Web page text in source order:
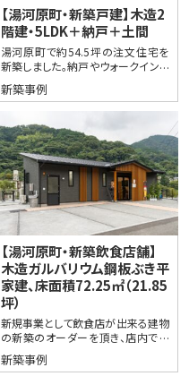
【湯河原町・新築戸建】木造2
階建・5LDK＋納戸＋土間
新築事例
湯河原町で約54.5坪の注文住宅を
新築しました。納戸やウォークインク
納を設け、また、お施主様のご希望で
【湯河原町・新築飲食店舗】
木造ガルバリウム鋼板ぶき平
家建、床面積72.25㎡（21.85
坪）
新築事例
新規事業として飲食店が出来る建物
の新築のオーダーを頂き、店内でゆ
ったりと寛げ、厨房内では作業動線
に気をつけながら設計、施工を行い